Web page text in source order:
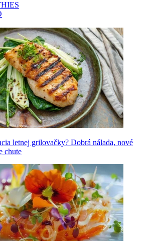
letnej grilovačky? Dobrá nálada, nové
chute